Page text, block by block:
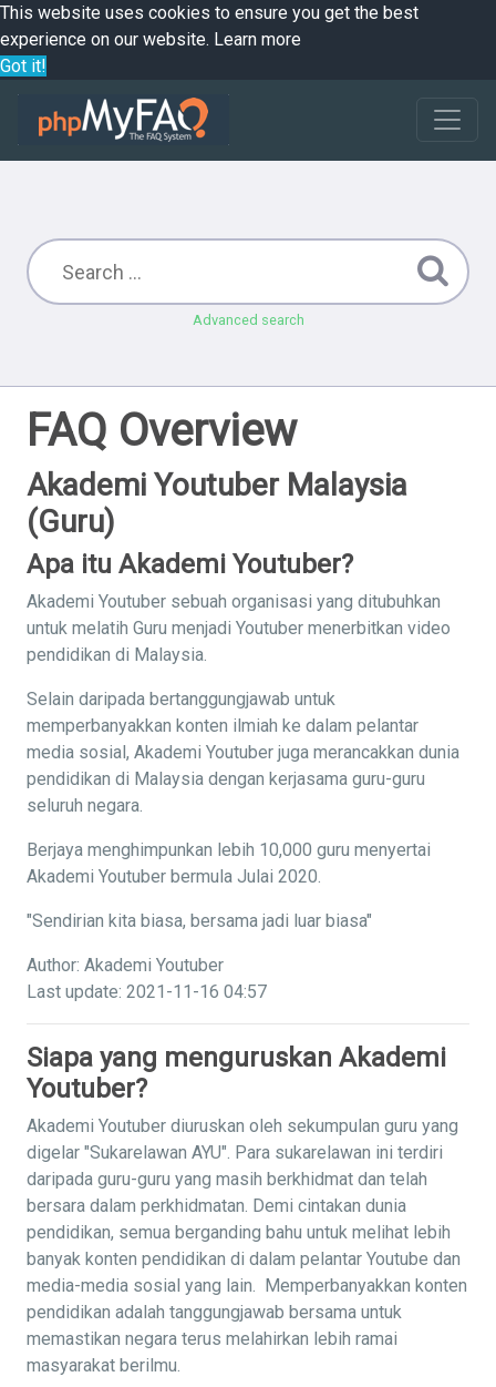
This website uses cookies to ensure you get the best
experience on our website. Learn more
Got it!
Advanced search
FAQ Overview
Akademi Youtuber Malaysia
(Guru)
Apa itu Akademi Youtuber?
Akademi Youtuber sebuah organisasi yang ditubuhkan
untuk melatih Guru menjadi Youtuber menerbitkan video
pendidikan di Malaysia.
Selain daripada bertanggungjawab untuk
memperbanyakkan konten ilmiah ke dalam pelantar
media sosial, Akademi Youtuber juga merancakkan dunia
pendidikan di Malaysia dengan kerjasama guru-guru
seluruh negara.
Berjaya menghimpunkan lebih 10,000 guru menyertai
Akademi Youtuber bermula Julai 2020.
"Sendirian kita biasa, bersama jadi luar biasa"
Author: Akademi Youtuber
Last update: 2021-11-16 04:57
Siapa yang menguruskan Akademi
Youtuber?
Akademi Youtuber diuruskan oleh sekumpulan guru yang
digelar "Sukarelawan AYU". Para sukarelawan ini terdiri
daripada guru-guru yang masih berkhidmat dan telah
bersara dalam perkhidmatan. Demi cintakan dunia
pendidikan, semua berganding bahu untuk melihat lebih
banyak konten pendidikan di dalam pelantar Youtube dan
media-media sosial yang lain. Memperbanyakkan konten
pendidikan adalah tanggungjawab bersama untuk
memastikan negara terus melahirkan lebih ramai
masyarakat berilmu.